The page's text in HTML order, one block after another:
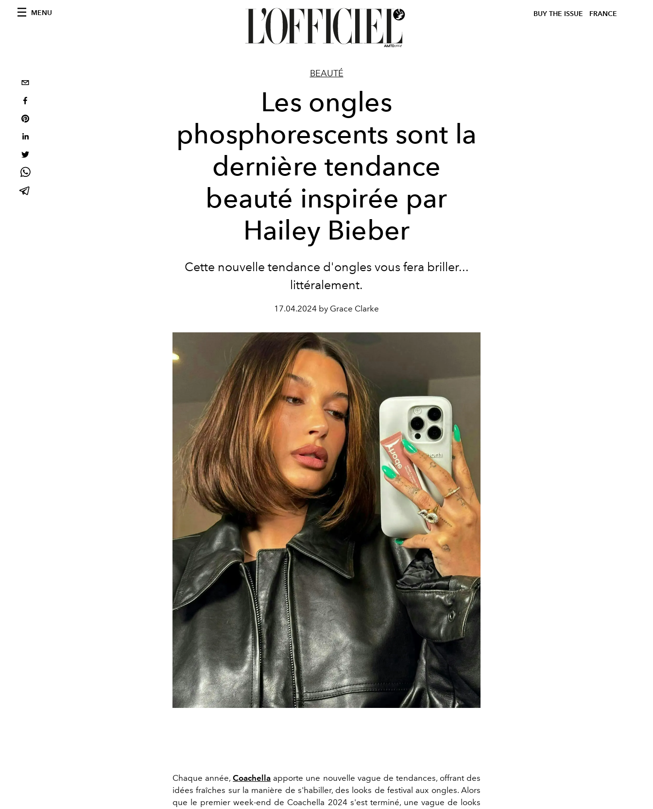
MENU BUY THE ISSUE FRANCE
BEAUTÉ
Les ongles
phosphorescents sont la
dernière tendance
beauté inspirée par
Hailey Bieber
Cette nouvelle tendance d'ongles vous fera briller...
littéralement.
17.04.2024 by Grace Clarke
Chaque année,Coachella apporte une nouvelle vague de tendances, offrant des
idées fraîches sur la manière de s'habiller, des looks de festival aux ongles. Alors
que le premier week-end de Coachella 2024 s'est terminé, une vague de looks